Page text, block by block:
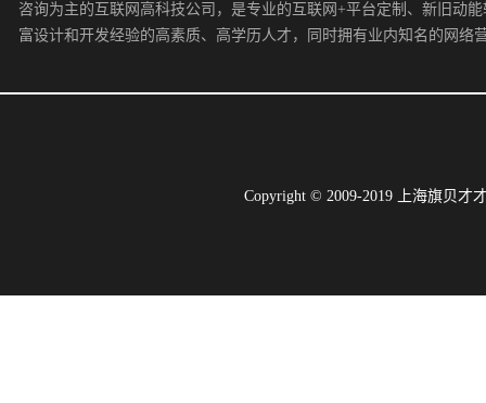
咨询为主的互联网高科技公司，是专业的互联网+平台定制、新旧动
富设计和开发经验的高素质、高学历人才，同时拥有业内知名的网络
Copyright © 2009-2019 上海旗贝